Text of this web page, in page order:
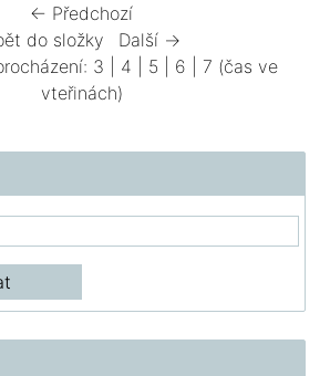
← Předchozí
do složky
Další →
3 4 5 6 7 (čas ve
vteřinách)